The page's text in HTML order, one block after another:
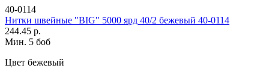
40-0114
Нитки швейные "BIG" 5000 ярд 40/2 бежевый 40-0114
244.45 р.
Мин. 5 боб
Цвет бежевый